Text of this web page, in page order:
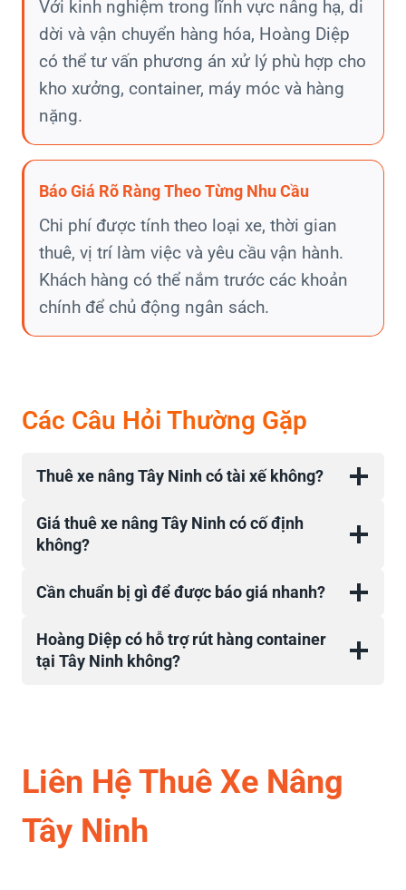
Với kinh nghiệm trong lĩnh vực nâng hạ, di
dời và vận chuyển hàng hóa, Hoàng Diệp
có thể tư vấn phương án xử lý phù hợp cho
kho xưởng, container, máy móc và hàng
nặng.
Báo Giá Rõ Ràng Theo Từng Nhu Cầu
Chi phí được tính theo loại xe, thời gian
thuê, vị trí làm việc và yêu cầu vận hành.
Khách hàng có thể nắm trước các khoản
chính để chủ động ngân sách.
Các Câu Hỏi Thường Gặp
Thuê xe nâng Tây Ninh có tài xế không?
Giá thuê xe nâng Tây Ninh có cố định
không?
Cần chuẩn bị gì để được báo giá nhanh?
Hoàng Diệp có hỗ trợ rút hàng container
tại Tây Ninh không?
Liên Hệ Thuê Xe Nâng
Tây Ninh